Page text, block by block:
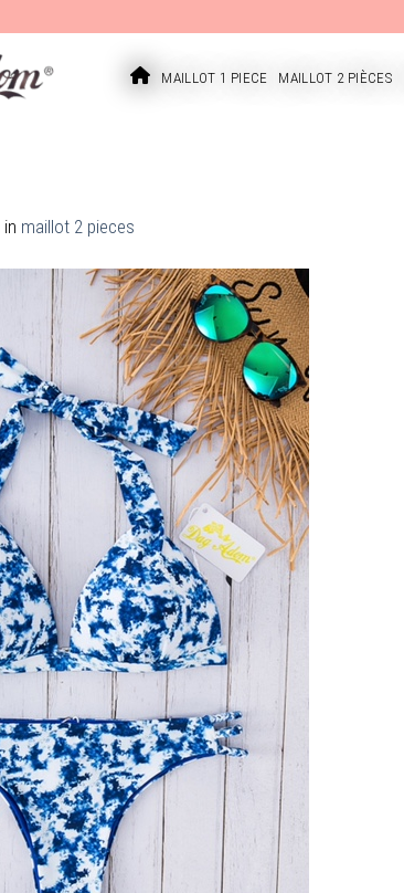
ACCUEILMAILLOT 1 PIECE MAILLOT 2 PIÈCES
in maillot 2 pieces